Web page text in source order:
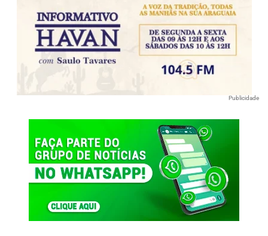
Publicidade